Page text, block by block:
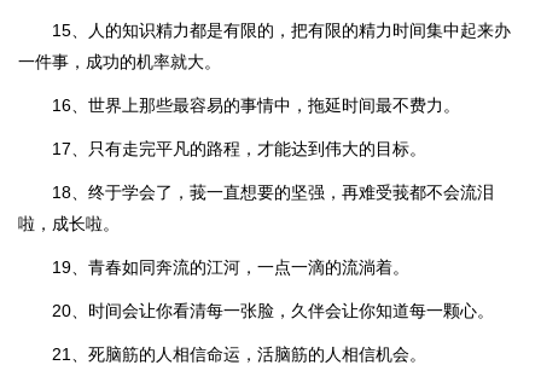
15、人的知识精力都是有限的，把有限的精力时间集中起来办
一件事，成功的机率就大。
16、世界上那些最容易的事情中，拖延时间最不费力。
17、只有走完平凡的路程，才能达到伟大的目标。
18、终于学会了，莪一直想要的坚强，再难受莪都不会流泪
啦，成长啦。
19、青春如同奔流的江河，一点一滴的流淌着。
20、时间会让你看清每一张脸，久伴会让你知道每一颗心。
21、死脑筋的人相信命运，活脑筋的人相信机会。